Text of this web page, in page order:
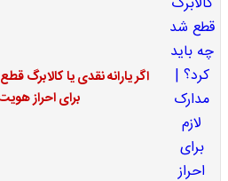
اگر یارانه نقدی یا کالابرگ
برای احراز